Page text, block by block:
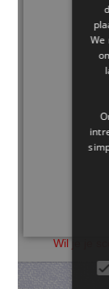
Wil je je
We
om